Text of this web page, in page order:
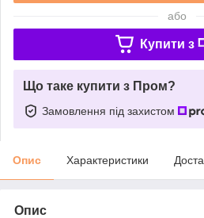
або
Купити з
Що таке купити з Пром?
Замовлення під захистом
Опис Характеристики
Опис